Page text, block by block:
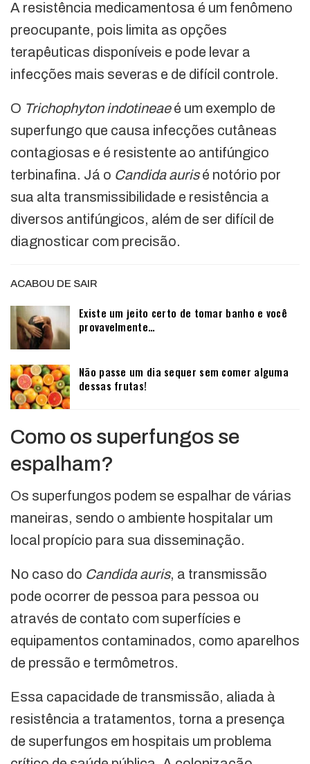
A resistência medicamentosa é um fenômeno
preocupante, pois limita as opções
terapêuticas disponíveis e pode levar a
infecções mais severas e de difícil controle.
O Trichophyton indotineaeé um exemplo de
superfungo que causa infecções cutâneas
contagiosas e é resistente ao antifúngico
terbinafina. Já o Candida aurisé notório por
sua alta transmissibilidade e resistência a
diversos antifúngicos, além de ser difícil de
diagnosticar com precisão.
ACABOU DE SAIR
Existe um jeito certo de tomar banho e você
provavelmente…
Não passe um dia sequer sem comer alguma
dessas frutas!
Como os superfungos se
espalham?
Os superfungos podem se espalhar de várias
maneiras, sendo o ambiente hospitalar um
local propício para sua disseminação.
No caso do Candida auris, a transmissão
pode ocorrer de pessoa para pessoa ou
através de contato com superfícies e
equipamentos contaminados, como aparelhos
de pressão e termômetros.
Essa capacidade de transmissão, aliada à
resistência a tratamentos, torna a presença
de superfungos em hospitais um problema